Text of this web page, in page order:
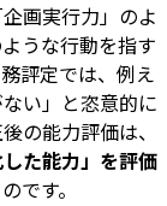
画実行力」のよ
うな行動を指す
評定では、例え
い」と恣意的に
の能力評価は、
た能力」を評価
です。